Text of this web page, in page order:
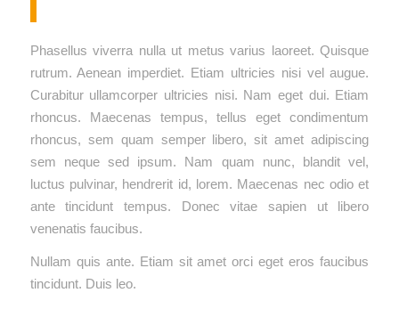
Phasellus viverra nulla ut metus varius laoreet. Quisque
rutrum. Aenean imperdiet. Etiam ultricies nisi vel augue.
Curabitur ullamcorper ultricies nisi. Nam eget dui. Etiam
rhoncus. Maecenas tempus, tellus eget condimentum
rhoncus, sem quam semper libero, sit amet adipiscing
sem neque sed ipsum. Nam quam nunc, blandit vel,
luctus pulvinar, hendrerit id, lorem. Maecenas nec odio et
ante tincidunt tempus. Donec vitae sapien ut libero
venenatis faucibus.
Nullam quis ante. Etiam sit amet orci eget eros faucibus
tincidunt. Duis leo.